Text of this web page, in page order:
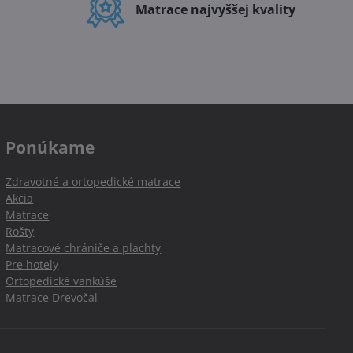
Matrace najvyššej kvality
Ponúkame
Zdravotné a ortopedické matrace
Akcia
Matrace
Rošty
Matracové chrániče a plachty
Pre hotely
Ortopedické vankúše
Matrace Drevočal